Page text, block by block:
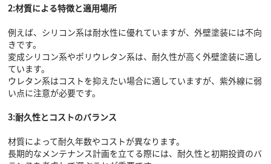
2:材質による特徴と適用場所
例えば、シリコン系は耐水性に優れていますが、外壁塗装には不向
きです。
変成シリコン系やポリウレタン系は、耐久性が高く外壁塗装に適し
ています。
ウレタン系はコストを抑えたい場合に適していますが、紫外線に弱
い点に注意が必要です。
3:耐久性とコストのバランス
材質によって耐久年数やコストが異なります。
長期的なメンテナンス計画を立てる際には、耐久性と初期投資のバ